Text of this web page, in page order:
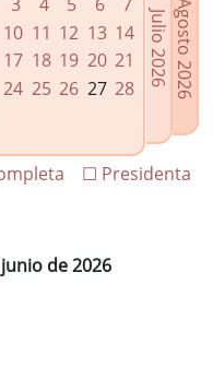
10 11 12 13 14
17 18 19 20 21
24 25 26 27 28
Agosto 2026
Julio 2026
☐ Presidenta
de 2026